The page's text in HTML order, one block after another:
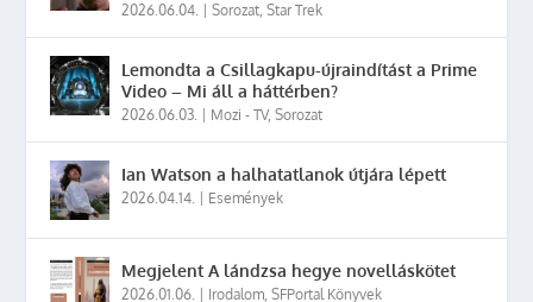
2026.06.04. |Sorozat,Star Trek
Lemondta a Csillagkapu-újraindítást a Prime
Video – Mi áll a háttérben?
2026.06.03. Mozi - TV,Sorozat
Ian Watson a halhatatlanok útjára lépett
2026.04.14. Események
Megjelent A lándzsa hegye novelláskötet
2026.01.06. Irodalom,SFPortal Könyvek